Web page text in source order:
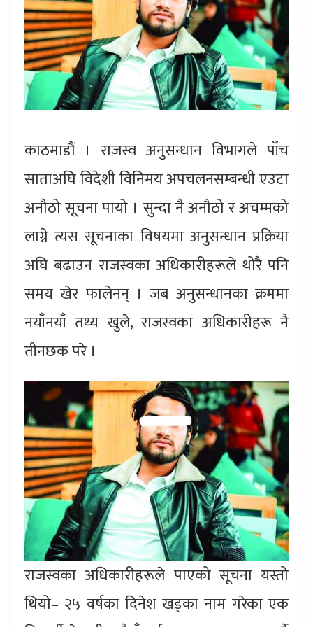
काठमाडौं । राजस्व अनुसन्धान विभागले पाँच
साताअघि विदेशी विनिमय अपचलनसम्बन्धी एउटा
अनौठो सूचना पायो । सुन्दा नै अनौठो र अचम्मको
लाग्ने त्यस सूचनाका विषयमा अनुसन्धान प्रक्रिया
अघि बढाउन राजस्वका अधिकारीहरूले थोरै पनि
समय खेर फालेनन् । जब अनुसन्धानका क्रममा
नयाँनयाँ तथ्य खुले, राजस्वका अधिकारीहरू नै
तीनछक परे ।
राजस्वका अधिकारीहरूले पाएको सूचना यस्तो
थियो– २५ वर्षका दिनेश खड्का नाम गरेका एक